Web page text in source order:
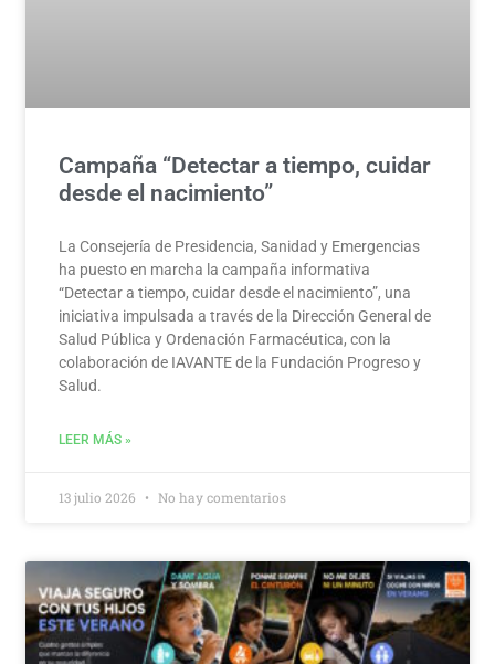
Campaña “Detectar a tiempo, cuidar
desde el nacimiento”
La Consejería de Presidencia, Sanidad y Emergencias
ha puesto en marcha la campaña informativa
“Detectar a tiempo, cuidar desde el nacimiento”, una
iniciativa impulsada a través de la Dirección General de
Salud Pública y Ordenación Farmacéutica, con la
colaboración de IAVANTE de la Fundación Progreso y
Salud.
LEER MÁS »
13 julio 2026 No hay comentarios